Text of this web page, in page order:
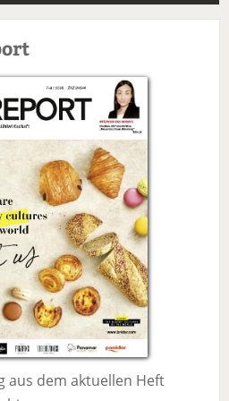
S
u
aus dem aktuellen Heft